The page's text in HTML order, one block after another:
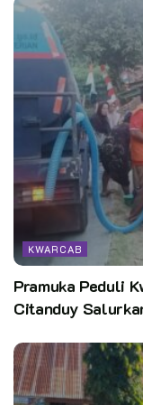
KWARCAB
Pramuka Peduli
Citanduy